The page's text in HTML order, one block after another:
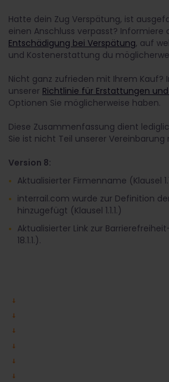
Hatte dein Zug Verspätung, ist
einen Anschluss verpasst? Informiere
Entschädigung bei Verspätung, auf
und Kostenerstattung du
Nicht ganz zufrieden mit Ihrem Kauf?
unserer Richtlinie für Erstattungen
Optionen Sie möglicherweise haben.
Diese Zusammenfassung dient
Sie ist nicht Teil unserer Vereinbarung
Version 8:
Aktualisierter Firmenname (Klausel
interrail.com wurde zur Definition
hinzugefügt (Klausel 1.1.1.)
Aktualisierter Link zur
18.1.1.).